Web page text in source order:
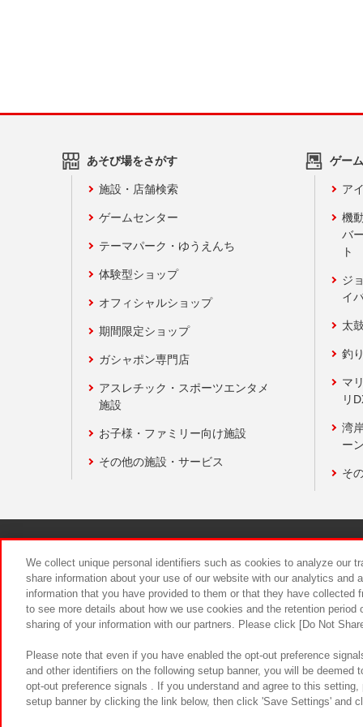
あそび場をさがす
施設・店舗検索
ゲームセンター
テーマパーク・ゆうえんち
体験型ショップ
オフィシャルショップ
期間限定ショップ
ガシャポン専門店
アスレチック・スポーツエンタメ
施設
お子様・ファミリー向け施設
その他の施設・サービス
ゲー
ア
機
バ
ト
ジ
イ
太
釣
マ
リ
湾
ー
そ
食品のご
We collect unique personal identifiers such as cookies to analyze our
share information about your use of our website with our analytics and
information that you have provided to them or that they have
to see more details about how we use cookies and the retention
sharing of your information with our partners. Please click [Do Not
Please note that even if you have enabled the opt-out preference
and other identifiers on the following setup banner, you will be
opt-out preference signals . If you understand and agree to this
setup banner by clicking the link below, then click 'Save Settings' and